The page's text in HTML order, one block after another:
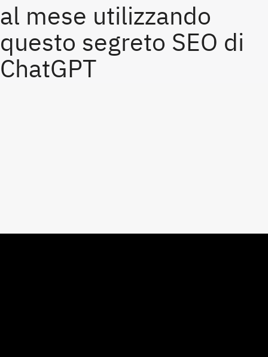
al mese utilizzando
questo segreto SEO di
ChatGPT